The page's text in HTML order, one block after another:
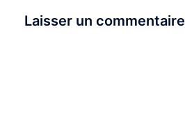
Laisser un commentaire